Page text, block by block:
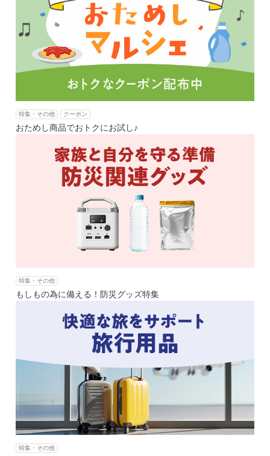
特集・その他 クーポン
おためし商品でおトクにお試し♪
特集・その他
もしもの為に備える！防災グッズ特集
特集・その他